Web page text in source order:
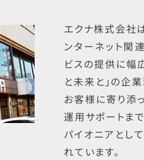
エクナ株式会社
ンターネット関
ビスの提供に幅
と未来と」の企
お客様に寄り添
運用サポートま
パイオニアとし
れています。